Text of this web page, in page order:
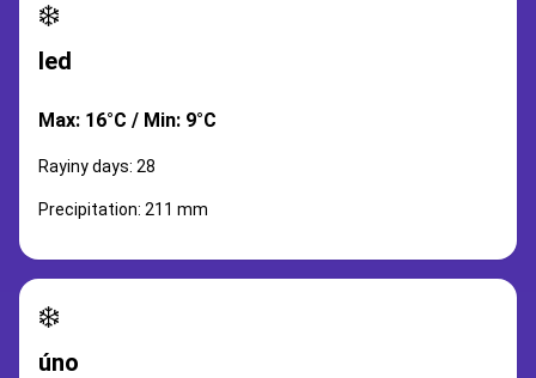
❄️
led
Max: 16°C / Min: 9°C
Rayiny days: 28
Precipitation: 211 mm
❄️
úno